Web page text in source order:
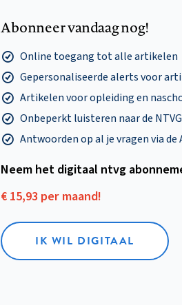
Abonneer vandaag nog!
Online toegang tot alle artikelen
Gepersonaliseerde alerts voor
Artikelen voor opleiding en
Onbeperkt luisteren naar de
Antwoorden op al je vragen via de
Neem het digitaal ntvg
€ 15,93 per maand!
IK WIL DIGITAAL